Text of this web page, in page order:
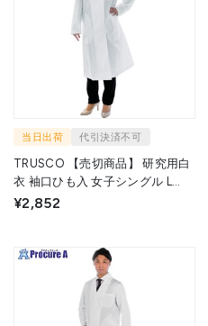
当日出荷 代引決済不可
TRUSCO 【売切商品】 研究用白
衣 袖口ひも入 女子シングル L
¥2,852